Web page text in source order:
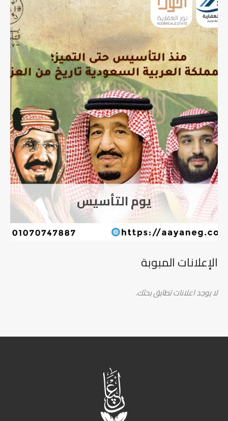
اورينتيشن شركة RIO
Development
الإعلانات المبوبة
لا يوجد اعلانات تطابق بحثك.